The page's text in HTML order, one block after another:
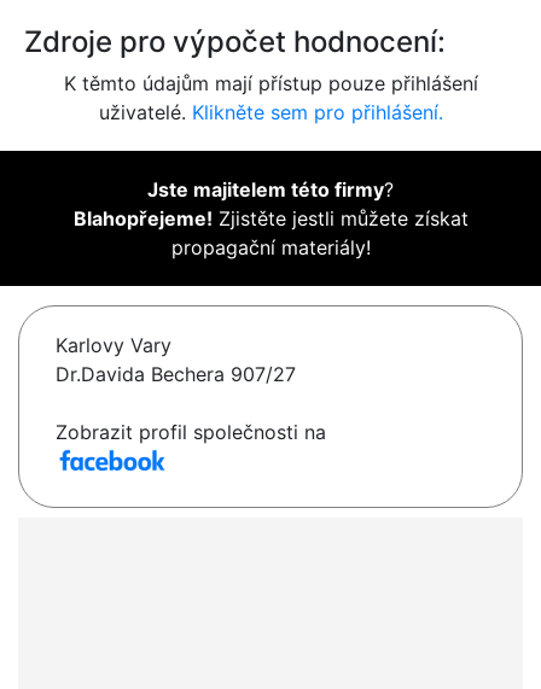
Zdroje pro výpočet hodnocení:
K těmto údajům mají přístup pouze přihlášení
uživatelé. Klikněte sem pro přihlášení.
Jste majitelem této firmy?
Blahopřejeme! Zjistěte jestli můžete získat
propagační materiály!
Karlovy Vary
Dr.Davida Bechera 907/27
Zobrazit profil společnosti na